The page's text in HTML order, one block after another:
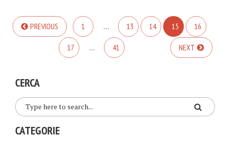
PREVIOUS 1 … 13 14 15 16
17 … 41 NEXT
CERCA
CATEGORIE